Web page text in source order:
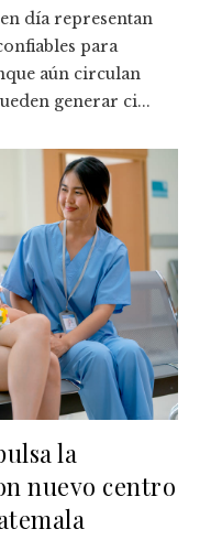
día representan
para
aún circulan
generar ci...
la
nuevo centro